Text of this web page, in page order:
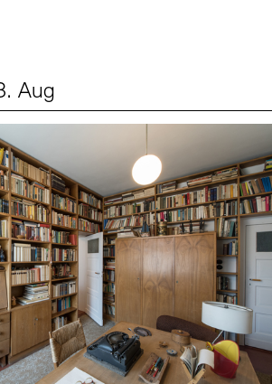
Aug